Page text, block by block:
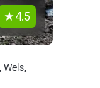
4.5